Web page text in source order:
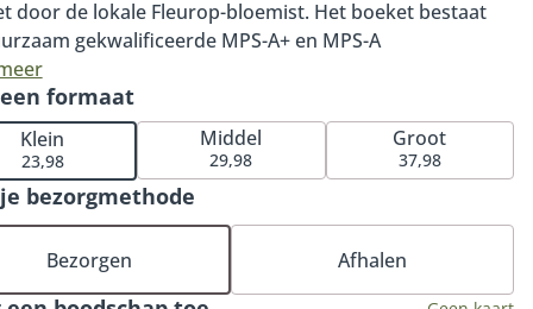
door de lokale Fleurop-bloemist. Het boeket bestaat
gekwalificeerde MPS-A+ en MPS-A
die op het moment van bestellen goed
zijn. MPS- ABC is het wereldwijde certificaat dat
van bloemen aantoonbaar maakt. Door te
voor een Groen Gekeurd-boeket ben je zeker van de
duurzame en groene keuze uit het Fleurop-assortiment.
boeket is een voorbeeld van het
bloemen die op dat moment beschikbaar en
verkregen zijn, is ieder boeket uniek. Hierdoor
formaat
Klein
23,98
Middel
29,98
Groot
37,98
bezorgmethode
Bezorgen Afhalen